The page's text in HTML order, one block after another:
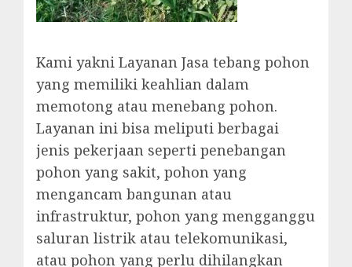
Kami yakni Layanan Jasa tebang pohon
yang memiliki keahlian dalam
memotong atau menebang pohon.
Layanan ini bisa meliputi berbagai
jenis pekerjaan seperti penebangan
pohon yang sakit, pohon yang
mengancam bangunan atau
infrastruktur, pohon yang mengganggu
saluran listrik atau telekomunikasi,
atau pohon yang perlu dihilangkan